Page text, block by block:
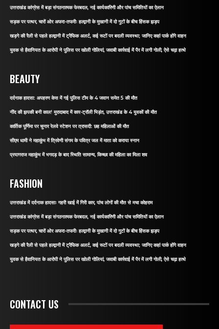
उत्तराखंड कांग्रेस में बड़ा संगठनात्मक फेरबदल, नई कार्यकारिणी और पांच समितियों का ऐलान
सड़क पर पत्थर, चारों ओर अफरा-तफरीः हल्द्वानी के मुखानी में दो गुटों के बीच हिंसक झड़प
खड़गे की रैली से पहले हल्द्वानी में ट्रैफिक अलर्ट, कई रूटों पर बदली व्यवस्था; जानिए कहां पार्क होंगे वाहन
युवक से हैवानियत के आरोपी ने पुलिस पर खोली गोलियां, जवाबी कार्रवाई में पैर में लगी गोली, ऐसे चढ़ा हत्थे
BEAUTY
दर्दनाक हादसा: अपहरण केस में गई पुलिस टीम के 4 जवान समेत 5 की मौत
नींद की झपकी बनी काल! मुरादाबाद में कार-ट्रॉली भिड़ंत, उत्तराखंड के 4 युवकों की मौत
कार्तिक पूर्णिमा पर चुनार रेलवे स्टेशन पर त्रासदी: छह महिलाओं की मौत
सीएम धामी ने महाकुंभ में त्रिवेणी संगम के पवित्र जल में माता को कराया स्नान
प्रयागराज महाकुंभ में भगदड़ के बाद स्थिति सामान्य, किच्छा की महिला का मिला शव
FASHION
उत्तराखंड में दर्दनाक हादसाः गहरी खाई में गिरी कार, पांच लोगों की मौत से मचा कोहराम
उत्तराखंड कांग्रेस में बड़ा संगठनात्मक फेरबदल, नई कार्यकारिणी और पांच समितियों का ऐलान
सड़क पर पत्थर, चारों ओर अफरा-तफरीः हल्द्वानी के मुखानी में दो गुटों के बीच हिंसक झड़प
खड़गे की रैली से पहले हल्द्वानी में ट्रैफिक अलर्ट, कई रूटों पर बदली व्यवस्था; जानिए कहां पार्क होंगे वाहन
युवक से हैवानियत के आरोपी ने पुलिस पर खोली गोलियां, जवाबी कार्रवाई में पैर में लगी गोली, ऐसे चढ़ा हत्थे
CONTACT US